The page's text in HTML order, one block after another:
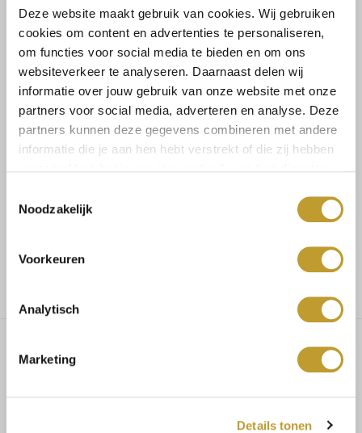
Deze website maakt gebruik van cookies. Wij gebruiken
cookies om content en advertenties te personaliseren,
om functies voor social media te bieden en om ons
websiteverkeer te analyseren. Daarnaast delen wij
informatie over jouw gebruik van onze website met onze
partners voor social media, adverteren en analyse. Deze
partners kunnen deze gegevens combineren met andere
informatie die je aan hen hebt verstrekt of die zij hebben
Noodzakelijk
Voorkeuren
Analytisch
Marketing
Details tonen
Size guide Verzenden & retourneren
Koop veilig en vertrouwd
Voor 17.30u besteld, dezelfde dag verzonden
Diamond buckle plisse skirt
white